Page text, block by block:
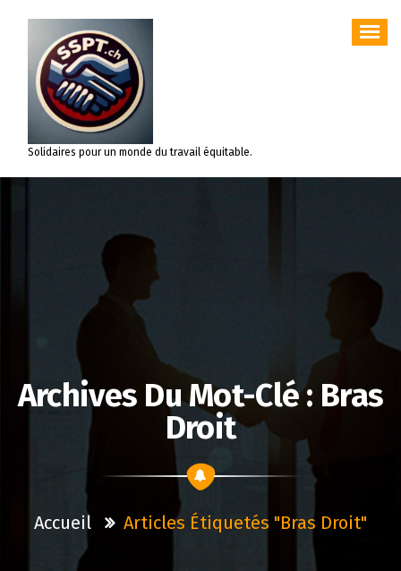
contenu
Solidaires pour un monde du travail équitable.
Archives Du Mot-Clé : Bras
Droit
Accueil Articles Étiquetés "bras Droit"